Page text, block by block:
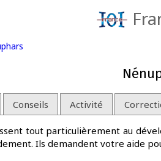
Conseils Activité
tout particulièrement au
Ils demandent votre aide